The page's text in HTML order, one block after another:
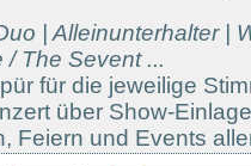
| Alleinunterhalter |
/ The Sevent ...
für die jeweilige
über Show-
Feiern und Events